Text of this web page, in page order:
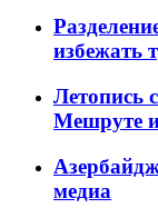
избежать
Летопись
Мешруте и
медиа